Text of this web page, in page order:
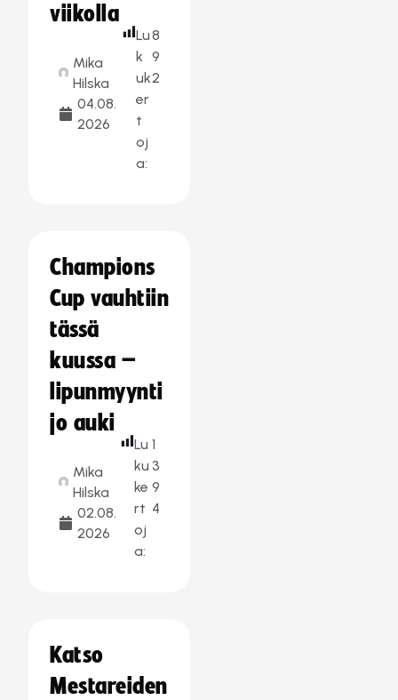
viikolla
Mika
Hilska
04.08.
2026
Lu
k
uk
er
t
oj
a:
8
9
2
Champions
Cup vauhtiin
tässä
kuussa –
lipunmyynti
jo auki
Mika
Hilska
02.08.
2026
Lu
ku
ke
rt
oj
a:
1
3
9
4
Katso
Mestareiden